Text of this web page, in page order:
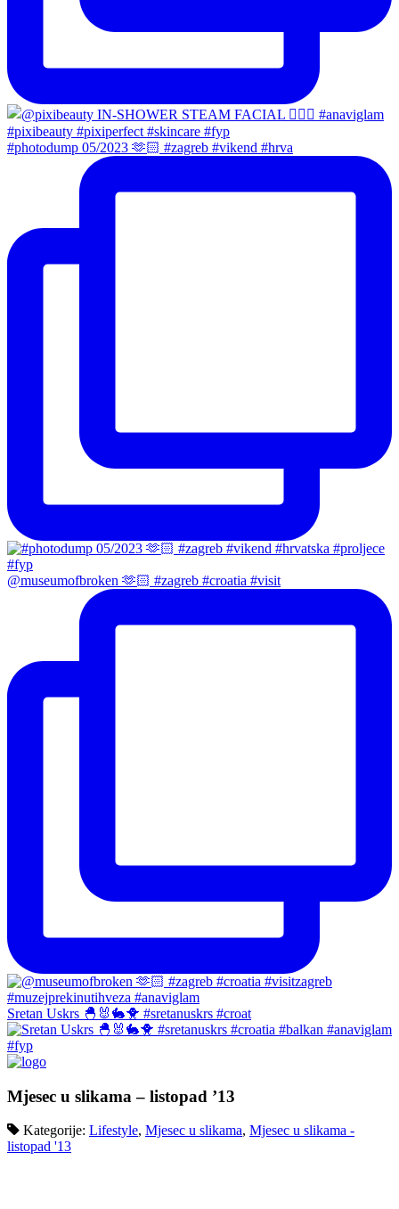
#photodump 05/2023 🫶🏻 #zagreb #vikend #hrva
@museumofbroken 🫶🏻 #zagreb #croatia #visit
Sretan Uskrs 🐣🐰🐇🐥 #sretanuskrs #croat
Mjesec u slikama – listopad ’13
Kategorije: Lifestyle, Mjesec u slikama, Mjesec u slikama -
listopad '13